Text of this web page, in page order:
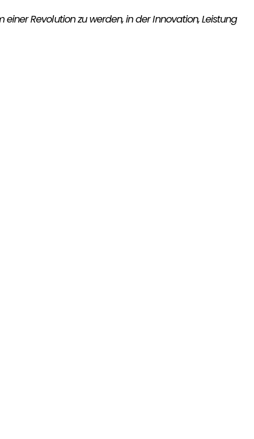
Revolution zu werden, in der Innovation, Leistung